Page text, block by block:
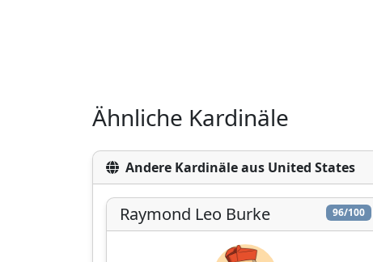
Ähnliche Kardinäle
Andere Kardinäle aus United States
96/100
Raymond Leo Burke